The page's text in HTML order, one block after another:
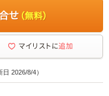
日 2026/8/4）